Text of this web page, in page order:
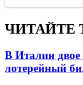
ЧИТАЙТЕ
В Италии
лотерейный